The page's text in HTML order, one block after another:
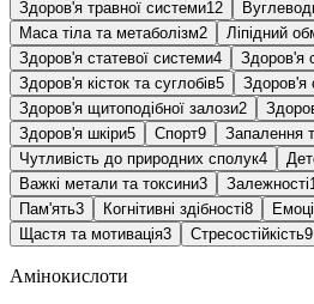
Здоров'я травної системи12
Маса тіла та метаболізм2 Ліпідний
Здоров'я статевої системи4 Здоров'я
Здоров'я кісток та суглобів5 Здоров'я
Здоров'я щитоподібної залози2
Здоров'я шкіри5 Спорт9 Запалення
Чутливість до природних сполук4
Важкі метали та токсини3 Залежності
Пам'ять3 Когнітивні здібності8
Щастя та мотивація3 Стресостійкість9
Амінокислоти